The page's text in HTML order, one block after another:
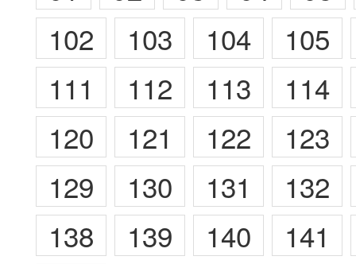
102
103 104
105
111
112 113
114
120
121 122
123
129
130 131
132
138
139 140
141